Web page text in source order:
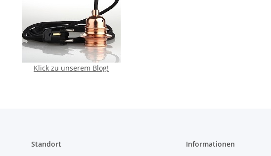
Klick zu unserem Blog!
Standort
Informationen